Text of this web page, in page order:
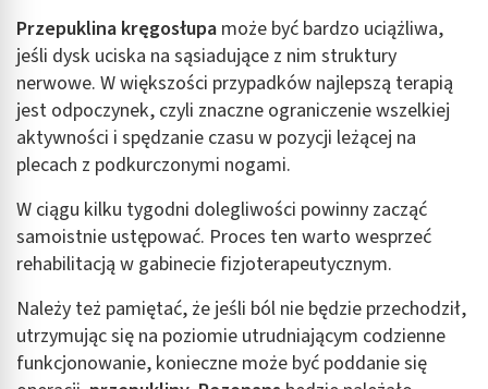
Przepuklina kręgosłupa może być bardzo uciążliwa,
jeśli dysk uciska na sąsiadujące z nim struktury
nerwowe. W większości przypadków najlepszą terapią
jest odpoczynek, czyli znaczne ograniczenie wszelkiej
aktywności i spędzanie czasu w pozycji leżącej na
plecach z podkurczonymi nogami.
W ciągu kilku tygodni dolegliwości powinny zacząć
samoistnie ustępować. Proces ten warto wesprzeć
rehabilitacją w gabinecie fizjoterapeutycznym.
Należy też pamiętać, że jeśli ból nie będzie przechodził,
utrzymując się na poziomie utrudniającym codzienne
funkcjonowanie, konieczne może być poddanie się